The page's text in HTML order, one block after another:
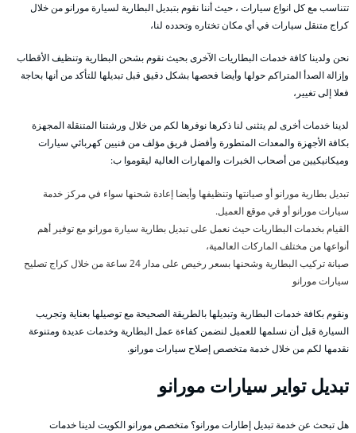
تتناسب مع كل انواع سيارات ، حيث أننا نقوم بتبديل البطارية لسيارة مورانو من خلال
كراج متنقل سيارات في أي مكان تختاره وتحدده لنا،
نحن ولدينا كافة خدمات البطاريات الآخرى بحيث نقوم بشحن البطارية وتنظيف الأقطاب
وإزالة الصدأ المتراكم حولها وأيضا فحصها بشكل دقيق قبل تبديلها للتأكد من أنها بحاجة
فعلا إلى تغيير،
لدينا خدمات أخرى لم يتثنى لنا ذكرها نوفرها لكم من خلال ورشتنا المتنقلة المجهزة
بكافة الأجهزة والمعدات المتطورة وأفضل فريق مؤلف من فنيين كهربائي سيارات
وميكانيكيين من أصحاب الخبرات والمهارات العالية ليقوموا ب:
تبديل بطارية مورانو أو صيانتها وتنظيفها وأيضا إعادة شحنها سواء في مركز خدمة
سيارات مورانو أو في موقع العميل.
القيام بخدمات البطاريات حيث نعمل على تبديل بطارية سيارة مورانو مع توفير أهم
أنواعها من مختلف الماركات العالمية،
صيانة تركيب البطارية وشحنها بسعر رخيص على مدار 24 ساعة من خلال كراج تصليح
سيارات مورانو
ونقوم بكافة خدمات البطارية وتبديلها بالطريقة الصحيحة مع توصيلها بعناية وتجريب
السيارة قبل أن نسلمها للعميل لنضمن كفاءة عمل البطارية وخدمات عديدة ومتنوعة
نقدمها لكم من خلال خدمة متخصص إصلاح سيارات مورانو.
تبديل تواير سيارات مورانو
هل تبحث عن خدمة تبديل إطارات مورانو؟ متخصص مورانو الكويت لدينا خدمات